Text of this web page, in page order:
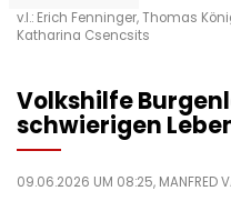
v.l.: Erich Fenninger, Thomas
Katharina Csencsits
Volkshilfe
schwierigen
09.06.2026 UM 08:25, MANFRED